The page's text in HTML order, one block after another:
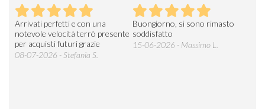
Arrivati perfetti e con una
notevole velocità terrò presente
per acquisti futuri grazie
08-07-2026 - Stefania S.
Buongiorno, si sono rimasto
soddisfatto
15-06-2026 - Massimo L.